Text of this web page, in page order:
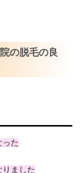
の脱毛の良
った
ました